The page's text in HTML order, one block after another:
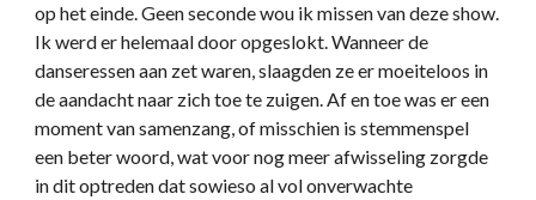
op het einde. Geen seconde wou ik missen van deze show.
Ik werd er helemaal door opgeslokt. Wanneer de
danseressen aan zet waren, slaagden ze er moeiteloos in
de aandacht naar zich toe te zuigen. Af en toe was er een
moment van samenzang, of misschien is stemmenspel
een beter woord, wat voor nog meer afwisseling zorgde
in dit optreden dat sowieso al vol onverwachte